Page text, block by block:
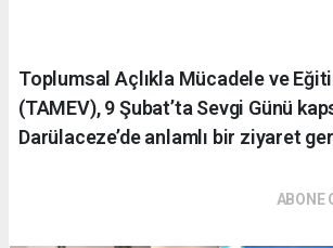
Toplumsal Açlıkla Mücadele ve
(TAMEV), 9 Şubat’ta Sevgi Günü
Darülaceze’de anlamlı bir ziyaret
ABONE